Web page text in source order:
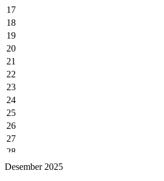
17
18
19
20
21
22
23
24
25
26
27
28
29
Desember 2025